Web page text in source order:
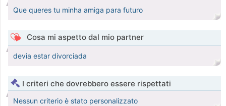
Que queres tu minha amiga para futuro
Cosa mi aspetto dal mio partner
devia estar divorciada
I criteri che dovrebbero essere rispettati
Nessun criterio è stato personalizzato